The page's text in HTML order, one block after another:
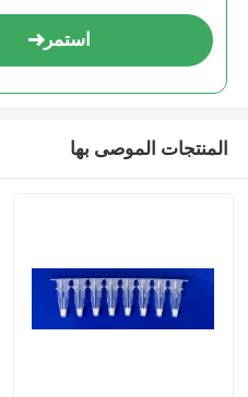
استمر
المنتجات الموصى بها